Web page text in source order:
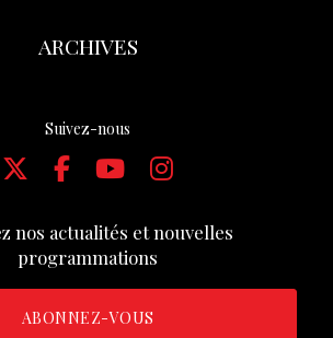
ARCHIVES
Suivez-nous
nos actualités et nouvelles
programmations
ABONNEZ-VOUS